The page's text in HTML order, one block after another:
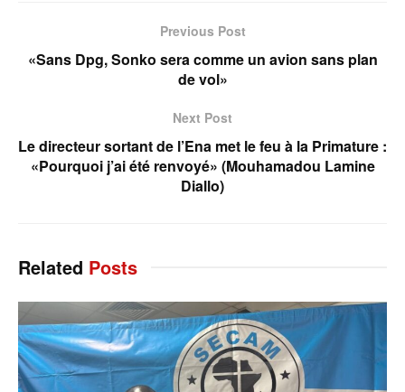
Previous Post
«Sans Dpg, Sonko sera comme un avion sans plan
de vol»
Next Post
Le directeur sortant de l’Ena met le feu à la Primature :
«Pourquoi j’ai été renvoyé» (Mouhamadou Lamine
Diallo)
Related Posts